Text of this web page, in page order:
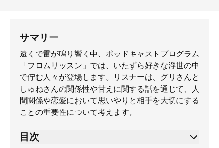
サマリー
遠くで雷が鳴り響く中、ポッドキャストプログラム
「フロムリッスン」では、いたずら好きな浮世の中
で佇む人々が登場します。リスナーは、グリさんと
しゅねさんの関係性や甘えに関する話を通じて、人
間関係や恋愛において思いやりと相手を大切にする
ことの重要性について考えます。
目次